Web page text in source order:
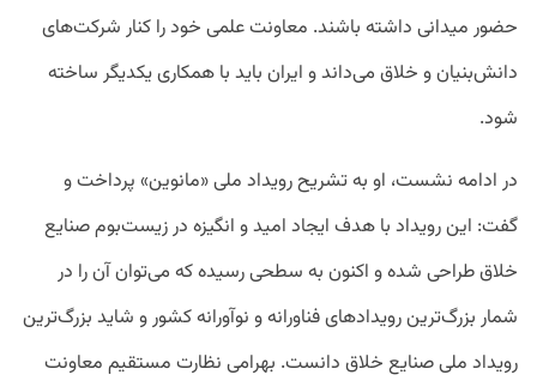
حضور میدانی داشته باشند. معاونت علمی خود را کنار شرکت‌های
دانش‌بنیان و خلاق می‌داند و ایران باید با همکاری یکدیگر ساخته
شود.
در ادامه نشست، او به تشریح رویداد ملی «مانوین» پرداخت و
گفت: این رویداد با هدف ایجاد امید و انگیزه در زیست‌بوم صنایع
خلاق طراحی شده و اکنون به سطحی رسیده که می‌توان آن را در
شمار بزرگ‌ترین رویدادهای فناورانه و نوآورانه کشور و شاید بزرگ‌ترین
رویداد ملی صنایع خلاق دانست. بهرامی نظارت مستقیم معاونت